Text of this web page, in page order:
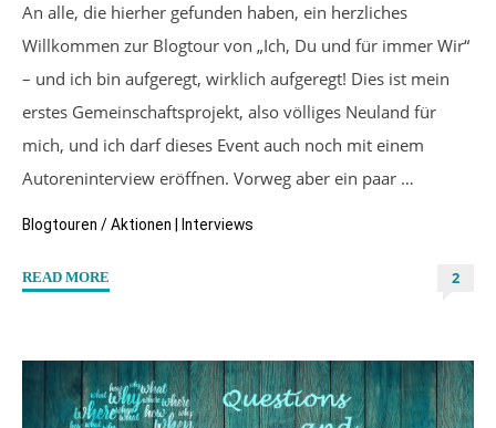
An alle, die hierher gefunden haben, ein herzliches
Willkommen zur Blogtour von „Ich, Du und für immer Wir“
– und ich bin aufgeregt, wirklich aufgeregt! Dies ist mein
erstes Gemeinschaftsprojekt, also völliges Neuland für
mich, und ich darf dieses Event auch noch mit einem
Autoreninterview eröffnen. Vorweg aber ein paar …
Blogtouren / Aktionen Interviews
READ MORE
und
für
immer
2